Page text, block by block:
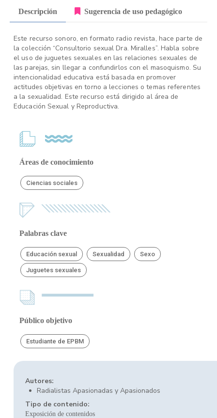
Descripción Sugerencia de uso pedagógico
Este recurso sonoro, en formato radio revista, hace parte de
la colección “Consultorio sexual Dra. Miralles”. Habla sobre
el uso de juguetes sexuales en las relaciones sexuales de
las parejas, sin llegar a confundirlos con el masoquismo. Su
intencionalidad educativa está basada en promover
actitudes objetivas en torno a lecciones o temas referentes
a la sexualidad. Este recurso está dirigido al área de
Educación Sexual y Reproductiva.
Áreas de conocimiento
Ciencias sociales
Palabras clave
Educación sexual Sexualidad Sexo
Juguetes sexuales
Público objetivo
Estudiante de EPBM
Autores:
Radialistas Apasionadas y Apasionados
Tipo de contenido:
Exposición de contenidos